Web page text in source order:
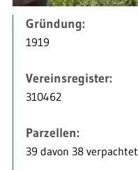
Gründung:
1919
Vereinsregister:
310462
Parzellen:
39 davon 38 verpachtet